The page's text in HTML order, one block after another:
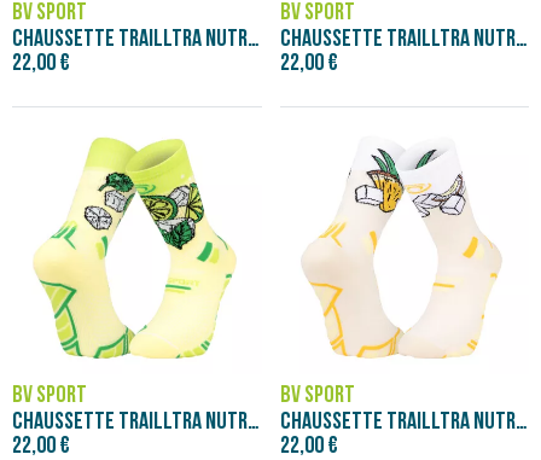
BV SPORT
CHAUSSETTE TRAILLTRA NUTRISOCKS BLUE LAG
22,00 €
BV SPORT
CHAUSSETTE TRAILLTRA NUTRISOCKS FRITES
22,00 €
BV SPORT
CHAUSSETTE TRAILLTRA NUTRISOCKS MOJITO
22,00 €
BV SPORT
CHAUSSETTE TRAILLTRA NUTRISOCKS PINA COL
22,00 €